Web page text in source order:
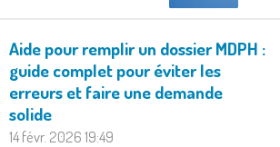
Aide pour remplir un dossier MDPH :
guide complet pour éviter les
erreurs et faire une demande
solide
14 févr. 202619:49